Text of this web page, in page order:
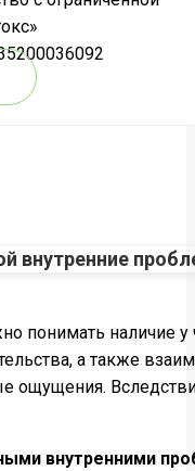
внутренние
понимать наличие
а также
внутренними